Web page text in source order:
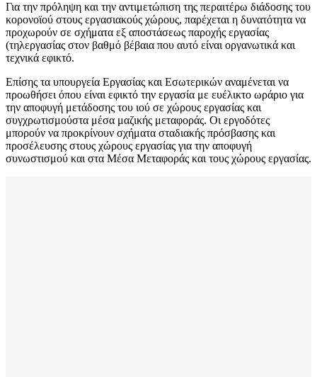
Για την πρόληψη και την αντιμετώπιση της περαιτέρω διάδοσης του
κορονοϊού στους εργασιακούς χώρους, παρέχεται η δυνατότητα να
προχωρούν σε σχήματα εξ αποστάσεως παροχής εργασίας
(τηλεργασίας στον βαθμό βέβαια που αυτό είναι οργανωτικά και
τεχνικά εφικτό.
Επίσης τα υπουργεία Εργασίας και Εσωτερικών αναμένεται να
προωθήσει όπου είναι εφικτό την εργασία με ευέλικτο ωράριο για
την αποφυγή μετάδοσης του ιού σε χώρους εργασίας και
συγχρωτισμούστα μέσα μαζικής μεταφοράς. Οι εργοδότες
μπορούν να προκρίνουν σχήματα σταδιακής πρόσβασης και
προσέλευσης στους χώρους εργασίας για την αποφυγή
συνωστισμού και στα Μέσα Μεταφοράς και τους χώρους εργασίας.